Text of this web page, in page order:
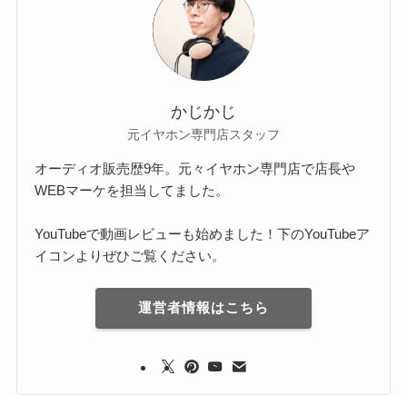
かじかじ
元イヤホン専門店スタッフ
オーディオ販売歴9年。元々イヤホン専門店で店長や
WEBマーケを担当してました。
YouTubeで動画レビューも始めました！下のYouTubeア
イコンよりぜひご覧ください。
運営者情報はこちら